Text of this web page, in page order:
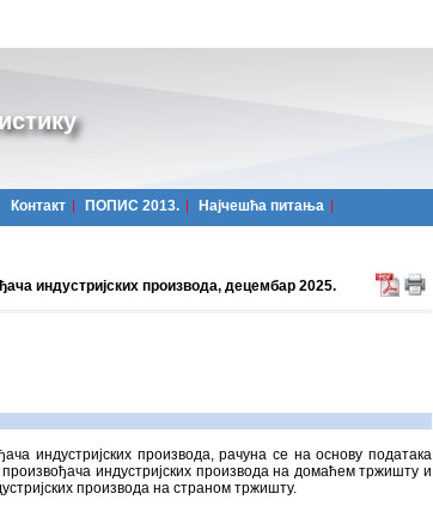
Контакт ПОПИС 2013. Најчешћa питања
индустријских производа, децембар 2025.
индустријских производа, рачуна се на основу података
индустријских производа на домаћем тржишту и
производа на страном тржишту.